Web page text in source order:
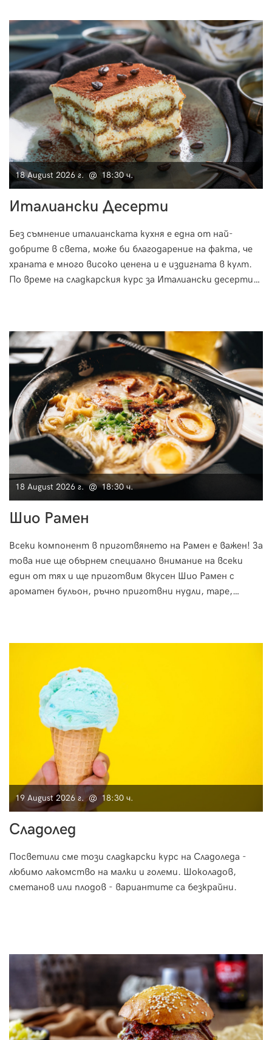
18 August 2026 г. @ 18:30 ч.
Италиански Десерти
Без съмнение италианската кухня е една от най-
добрите в света, може би благодарение на факта, че
храната е много високо ценена и е издигната в култ.
По време на сладкарския курс за Италиански десерти
18 August 2026 г. @ 18:30 ч.
Шио Рамен
Всеки компонент в приготвянето на Рамен е важен! За
това ние ще обърнем специално внимание на всеки
един от тях и ще приготвим вкусен Шио Рамен с
ароматен бульон, ръчно приготвни нудли, таре,
19 August 2026 г. @ 18:30 ч.
Сладолед
Посветили сме този сладкарски курс на Сладоледа -
любимо лакомство на малки и големи. Шоколадов,
сметанов или плодов - вариантите са безкрайни.